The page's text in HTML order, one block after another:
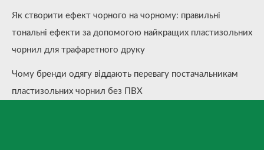
Як створити ефект чорного на чорному: правильні
тональні ефекти за допомогою найкращих пластизольних
чорнил для трафаретного друку
Чому бренди одягу віддають перевагу постачальникам
пластизольних чорнил без ПВХ